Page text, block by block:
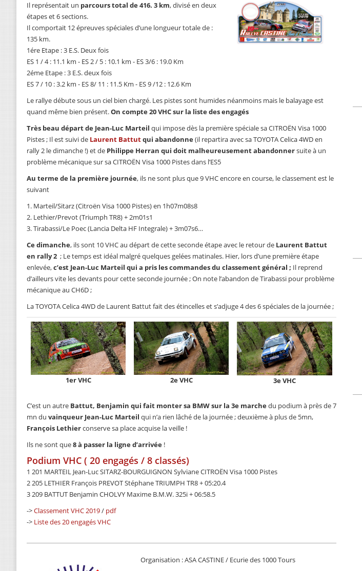
Il représentait un parcours total de 416. 3 km, divisé en deux
étapes et 6 sections.
Il comportait 12 épreuves spéciales d’une longueur totale de :
135 km.
1ére Etape : 3 E.S. Deux fois
ES 1 / 4 : 11.1 km - ES 2 / 5 : 10.1 km - ES 3/6 : 19.0 Km
2éme Etape : 3 E.S. deux fois
ES 7 / 10 : 3.2 km - ES 8/ 11 : 11.5 Km - ES 9 /12 : 12.6 Km
Le rallye débute sous un ciel bien chargé. Les pistes sont humides néanmoins mais le balayage est
quand même bien présent.On compte 20 VHC sur la liste des engagés
Très beau départ de Jean-Luc Marteil qui impose dès la première spéciale sa CITROËN Visa 1000
Pistes ; Il est suivi de Laurent Battutqui abandonne(il repartira avec sa TOYOTA Celica 4WD en
rally 2 le dimanche !) et de Philippe Herran qui doit malheureusement abandonnersuite à un
problème mécanique sur sa CITROËN Visa 1000 Pistes dans l’ES5
Au terme de la première journée, ils ne sont plus que 9 VHC encore en course, le classement est le
suivant
1. Marteil/Sitarz (Citroën Visa 1000 Pistes) en 1h07m08s8
2. Lethier/Prevot (Triumph TR8) + 2m01s1
3. Tirabassi/Le Poec (Lancia Delta HF Integrale) + 3m07s6…
Ce dimanche, ils sont 10 VHC au départ de cette seconde étape avec le retour de Laurent Battut
en rally 2 ; Le temps est idéal malgré quelques gelées matinales. Hier, lors d’une première étape
enlevée,c’est Jean-Luc Marteil qui a pris les commandes du classement général ; Il reprend
d’ailleurs vite les devants pour cette seconde journée ; On note l’abandon de Tirabassi pour problème
mécanique au CH6D ;
La TOYOTA Celica 4WD de Laurent Battut fait des étincelles et s’adjuge 4 des 6 spéciales de la journée ;
1er VHC 2e VHC 3e VHC
C’est un autre Battut, Benjamin qui fait monter sa BMW sur la 3e marchedu podium à près de 7
mn du vainqueur Jean-Luc Marteil qui n’a rien lâché de la journée ; deuxième à plus de 5mn,
François Lethierconserve sa place acquise la veille !
Ils ne sont que8 à passer la ligne d’arrivée !
Podium VHC ( 20 engagés / 8 classés)
1 201 MARTEIL Jean-Luc SITARZ-BOURGUIGNON Sylviane CITROËN Visa 1000 Pistes
2 205 LETHIER François PREVOT Stéphane TRIUMPH TR8 + 05:20.4
3 209 BATTUT Benjamin CHOLVY Maxime B.M.W. 325i + 06:58.5
->Classement VHC 2019/ pdf
-> Liste des 20 engagés VHC
Organisation : ASA CASTINE / Ecurie des 1000 Tours